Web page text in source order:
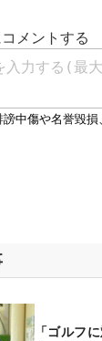
「ゴルフ